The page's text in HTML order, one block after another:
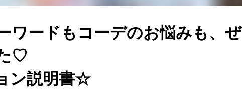
ワードもコーデのお悩みも、ぜ
♡
ン説明書☆